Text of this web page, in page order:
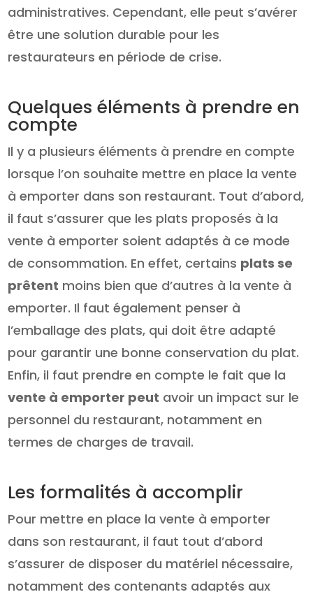
administratives. Cependant, elle peut s’avérer
être une solution durable pour les
restaurateurs en période de crise.
Quelques éléments à prendre en
compte
Il y a plusieurs éléments à prendre en compte
lorsque l’on souhaite mettre en place la vente
à emporter dans son restaurant. Tout d’abord,
il faut s’assurer que les plats proposés à la
vente à emporter soient adaptés à ce mode
de consommation. En effet, certains plats se
prêtent moins bien que d’autres à la vente à
emporter. Il faut également penser à
l’emballage des plats, qui doit être adapté
pour garantir une bonne conservation du plat.
Enfin, il faut prendre en compte le fait que la
vente à emporter peut avoir un impact sur le
personnel du restaurant, notamment en
termes de charges de travail.
Les formalités à accomplir
Pour mettre en place la vente à emporter
dans son restaurant, il faut tout d’abord
s’assurer de disposer du matériel nécessaire,
notamment des contenants adaptés aux